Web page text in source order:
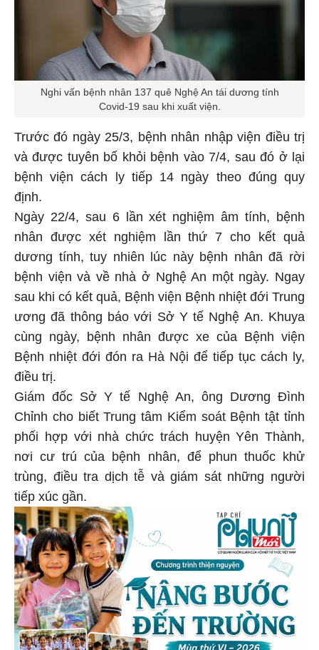
Nghi vấn bệnh nhân 137 quê Nghệ An tái dương tính
Covid-19 sau khi xuất viện.
Trước đó ngày 25/3, bệnh nhân nhập viện điều trị
và được tuyên bố khỏi bệnh vào 7/4, sau đó ở lại
bệnh viện cách ly tiếp 14 ngày theo đúng quy
định.
Ngày 22/4, sau 6 lần xét nghiệm âm tính, bệnh
nhân được xét nghiệm lần thứ 7 cho kết quả
dương tính, tuy nhiên lúc này bệnh nhân đã rời
bệnh viện và về nhà ở Nghệ An một ngày. Ngay
sau khi có kết quả, Bệnh viện Bệnh nhiệt đới Trung
ương đã thông báo với Sở Y tế Nghệ An. Khuya
cùng ngày, bệnh nhân được xe của Bệnh viện
Bệnh nhiệt đới đón ra Hà Nội để tiếp tục cách ly,
điều trị.
Giám đốc Sở Y tế Nghệ An, ông Dương Đình
Chỉnh cho biết Trung tâm Kiểm soát Bệnh tật tỉnh
phối hợp với nhà chức trách huyện Yên Thành,
nơi cư trú của bệnh nhân, để phun thuốc khử
trùng, điều tra dịch tễ và giám sát những người
tiếp xúc gần.